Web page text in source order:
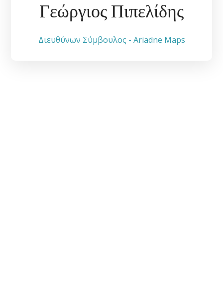
Γεώργιος Πιπελίδης
Διευθύνων Σύμβουλος - Ariadne Maps